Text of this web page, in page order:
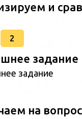
и
2
задание
задание
на